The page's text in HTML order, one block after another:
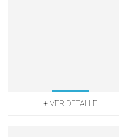
+ VER DETALLE